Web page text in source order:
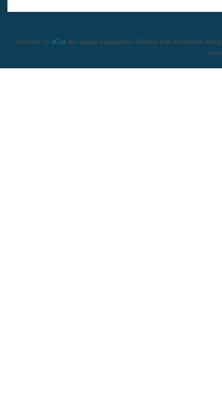
Хостинг от uCozВсе права защищены. Полное или частичное